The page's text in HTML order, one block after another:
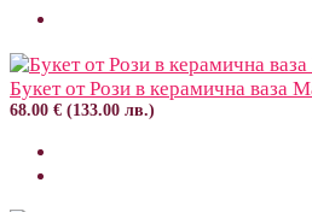
Букет от Рози в керамична ваза
68.00 € (133.00 лв.)